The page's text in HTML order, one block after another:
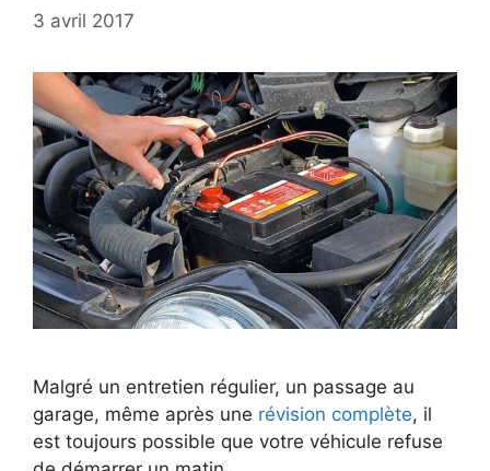
3 avril 2017
Malgré un entretien régulier, un passage au
garage, même après une révision complète, il
est toujours possible que votre véhicule refuse